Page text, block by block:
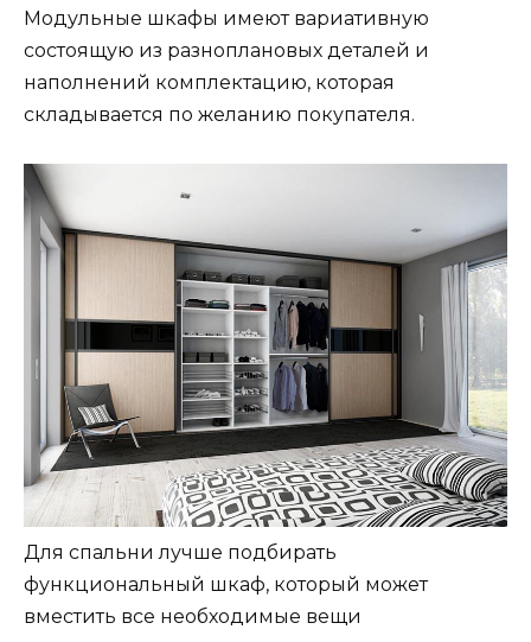
Модульные шкафы имеют вариативную
состоящую из разноплановых деталей и
наполнений комплектацию, которая
складывается по желанию покупателя.
Для спальни лучше подбирать
функциональный шкаф, который может
вместить все необходимые вещи